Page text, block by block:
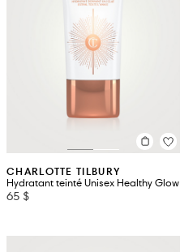
CHARLOTTE TILBURY
Hydratant teinté Unisex Healthy Glow
65 $